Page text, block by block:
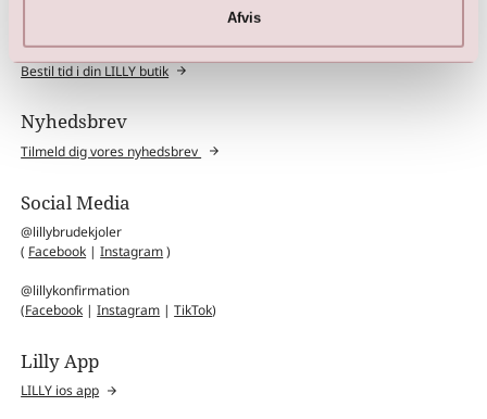
Afvis
Book et prøverum
Bestil tid i din LILLY butik
Nyhedsbrev
Tilmeld dig vores nyhedsbrev
Social Media
@lillybrudekjoler
( Facebook |Instagram)
@lillykonfirmation
(Facebook |Instagram |TikTok)
Lilly App
LILLY ios app